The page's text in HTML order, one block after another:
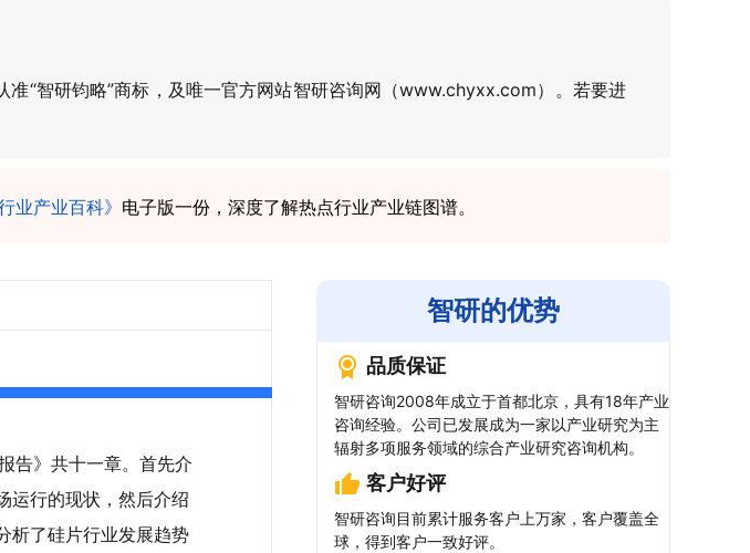
“智研钧略”商标，及唯一官方网站智研咨询网（www.chyxx.com）。若要进
业产业百科》 电子版一份，深度了解热点行业产业链图谱。
告》共十一章。首先介
运行的现状，然后介绍
析了硅片行业发展趋势
智研的优势
品质保证
智研咨询2008年成立于首都北京，具有18年产业
咨询经验。公司已发展成为一家以产业研究为主
辐射多项服务领域的综合产业研究咨询机构。
客户好评
智研咨询目前累计服务客户上万家，客户覆盖全
球，得到客户一致好评。